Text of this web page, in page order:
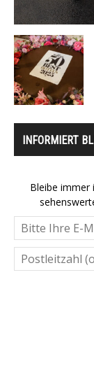
INFORMIERT
Bleibe immer